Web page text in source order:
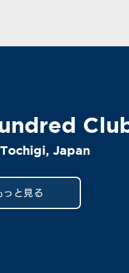
Japan
っと見る